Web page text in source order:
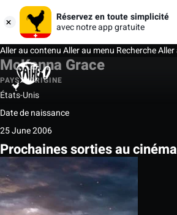
Réservez en toute simplicité
avec notre app gratuite
Aller au contenuAller au menu RechercheAller
McKenna Grace
PAYS D'ORIGINE
États-Unis
Date de naissance
25 June 2006
Prochaines sorties au cinéma